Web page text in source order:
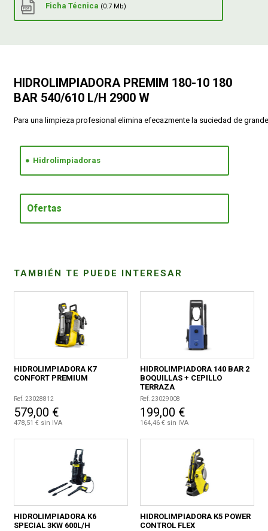
Ficha Técnica (0.7 Mb)
HIDROLIMPIADORA PREMIM 180-10 180
BAR 540/610 L/H 2900 W
Para una limpieza profesional elimina efecazmente la suciedad de
Hidrolimpiadoras
Ofertas
TAMBIÉN TE PUEDE INTERESAR
HIDROLIMPIADORA K7
CONFORT PREMIUM
Ref. 23028812
579,00 €
478,51 € sin IVA
HIDROLIMPIADORA 140 BAR 2
BOQUILLAS + CEPILLO
TERRAZA
Ref. 23029008
199,00 €
164,46 € sin IVA
HIDROLIMPIADORA K6
SPECIAL 3KW 600L/H
HIDROLIMPIADORA K5 POWER
CONTROL FLEX
GUÍAS
DEVOLUCIONES
FORMAS DE PAGO
CONDICIONES